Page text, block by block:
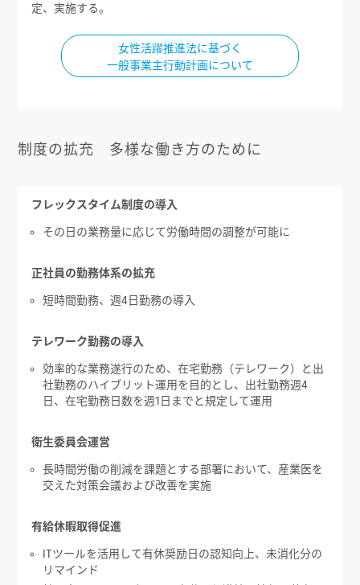
定、実施する。
女性活躍推進法に基づく
一般事業主行動計画について
制度の拡充 多様な働き方のために
フレックスタイム制度の導入
その日の業務量に応じて労働時間の調整が可能に
正社員の勤務体系の拡充
短時間勤務、週4日勤務の導入
テレワーク勤務の導入
効率的な業務遂行のため、在宅勤務（テレワーク）と出
社勤務のハイブリット運用を目的とし、出社勤務週4
日、在宅勤務日数を週1日までと規定して運用
衛生委員会運営
長時間労働の削減を課題とする部署において、産業医を
交えた対策会議および改善を実施
有給休暇取得促進
ITツールを活用して有休奨励日の認知向上、未消化分の
リマインド